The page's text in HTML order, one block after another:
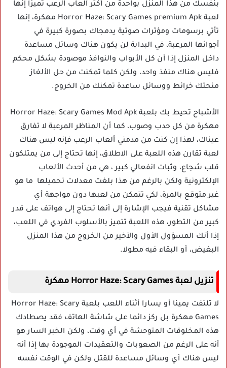
بنفسك من هذا المنزل بواحدة من أكثر ألعاب الرعب تميزا إنها
لعبة Horror Haze: Scary Games premium Apk مهكرة، إنها
تأتي برسومات ومؤثرات صوتية يدمجاك بصورة كبيرة في
أجوائها المرعبة، في البداية لن يكون هناك وسائل مساعدة
داخل المنزل إذا أن كل الأبواب والنوافذ موصودة بشكل محكم
فليس هناك منفذ واحد، ولكن كلما تمكنت من حل الألغاز
منحتك خرائط ووسائل ساعدة تمكنك من الخروج.
الأشباح تحيط بك بلعبة Horror Haze: Scary Games Mod Apk
مهكرة من كل حدب وصوب، كما أن المناظر المرعبة لا تفارق
عيناك، لهذا إن كنت من مدمني ألعاب الرعب فإنه ليس هناك
لعبة تقارن هذه اللعبة على الاطلاق، إنها تحتاج إلى من يمتلكون
قلب شجاع، وثبات انفعالي كبير ، هي من أحدث الألعاب
الإلكترونية ولكن بالرغم من هذا بلغت معدلات تحميلها ما هو
غير متوقع بالمرة، لكي تتمكن من لعبها دون مواجهة أي
مشاكل تقنية فيجب الإشارة إلى أنها تحتاج إلى هواتف على قدر
كبير من التطور، هذه اللعبة تتميز بالأسلوب الفردي في اللعب،
إذا أنك المسؤول الأول والأخير من الخروج من هذا المنزل
البغيض، أو البقاء فيه مطولا.
تنزيل لعبة Horror Haze: Scary Games مهكرة
لا تلتفت يمينا أو يسارا أثناء اللعب بلعبة Horror Haze: Scary
Games مهكرة بل ركز دائما على شاشة الهاتف فقد يصطادك
هذه المخلوقات المتوحشة في أي وقت، ولكن الخبر السار هو
أنه على الرغم من الصعوبات والتعقيدات الموجودة بها إذا أنه
ليس هناك أي وسائل مساعدة للقتل ولكن في الوقت نفسه